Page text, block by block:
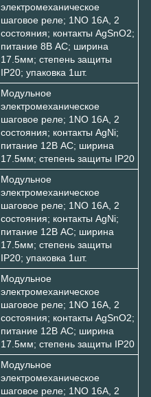
электромеханическое
шаговое реле; 1NO 16А, 2
состояния; контакты AgSnO2;
питание 8В АC; ширина
17.5мм; степень защиты
IP20; упаковка 1шт.
Модульное
электромеханическое
шаговое реле; 1NO 16А, 2
состояния; контакты AgNi;
питание 12В АC; ширина
17.5мм; степень защиты IP20
Модульное
электромеханическое
шаговое реле; 1NO 16А, 2
состояния; контакты AgNi;
питание 12В АC; ширина
17.5мм; степень защиты
IP20; упаковка 1шт.
Модульное
электромеханическое
шаговое реле; 1NO 16А, 2
состояния; контакты AgSnO2;
питание 12В АC; ширина
17.5мм; степень защиты IP20
Модульное
электромеханическое
шаговое реле; 1NO 16А, 2